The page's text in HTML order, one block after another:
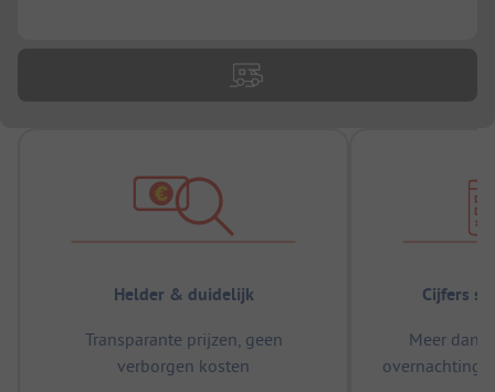
Helder & duidelijk
Transparante prijzen, geen
verborgen kosten
Cijfers
Meer dan